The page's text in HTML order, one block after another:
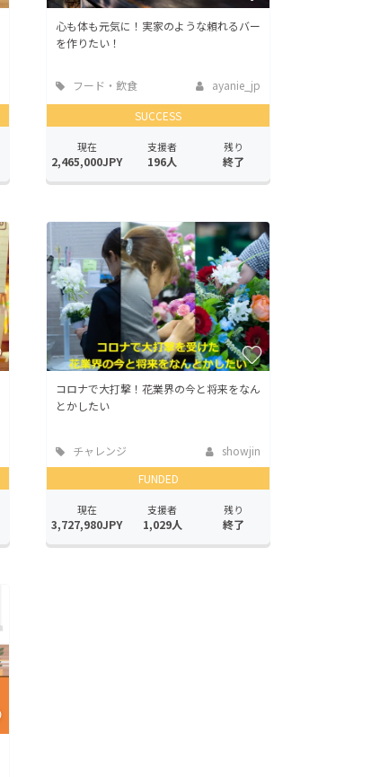
心も体も元気に！実家のような頼れるバー
を作りたい！
フード・飲食
店
ayanie_jp
SUCCESS
現在
2,465,000JPY
支援者
196人
残り
終了
コロナで大打撃！花業界の今と将来をなん
とかしたい
チャレンジ
showjin
FUNDED
現在
3,727,980JPY
支援者
1,029人
残り
終了